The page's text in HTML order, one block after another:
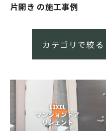
片開き の施工事例